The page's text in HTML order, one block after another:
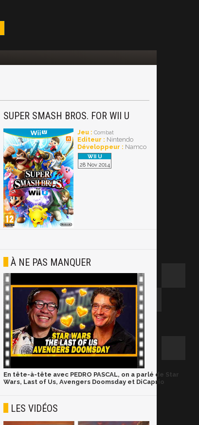
SUPER SMASH BROS. FOR WII U
Jeu : Combat
Editeur : Nintendo
Développeur : Namco
28 Nov 2014
À NE PAS MANQUER
En tête-à-tête avec PEDRO PASCAL, on a parlé de Star
Wars, Last of Us, Avengers Doomsday et DiCaprio
LES VIDÉOS